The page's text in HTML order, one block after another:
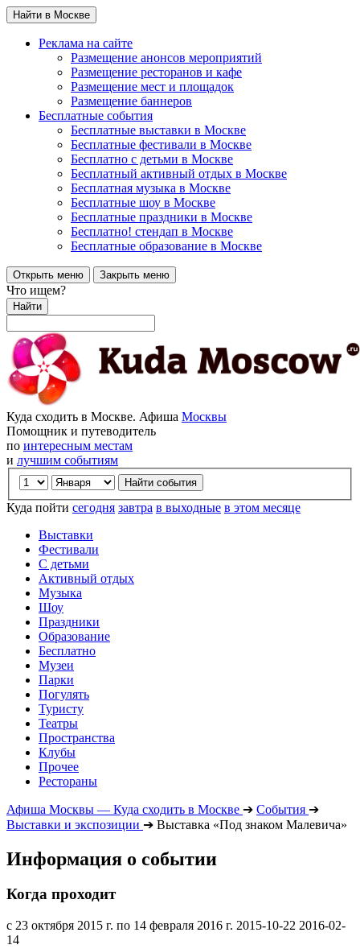
Найти в Москве
Реклама на сайте
Размещение анонсов мероприятий
Размещение ресторанов и кафе
Размещение мест и площадок
Размещение баннеров
Бесплатные события
Бесплатные выставки в Москве
Бесплатные фестивали в Москве
Бесплатно с детьми в Москве
Бесплатный активный отдых в Москве
Бесплатная музыка в Москве
Бесплатные шоу в Москве
Бесплатные праздники в Москве
Бесплатно! стендап в Москве
Бесплатные образование в Москве
Открыть меню Закрыть меню
Что ищем?
Найти
Куда сходить в Москве. Афиша Москвы
Помощник и путеводитель
по интересным местам
и лучшим событиям
Куда пойти сегодня завтра в выходные в этом месяце
Выставки
Фестивали
С детьми
Активный отдых
Музыка
Шоу
Праздники
Образование
Бесплатно
Музеи
Парки
Погулять
Туристу
Театры
Пространства
Клубы
Прочее
Рестораны
Афиша Москвы — Куда сходить в Москве ➔ События ➔
Выставки и экспозиции ➔ Выставка «Под знаком Малевича»
Информация о событии
Когда проходит
с 23 октября 2015 г. по 14 февраля 2016 г. 2015-10-22 2016-02-
14